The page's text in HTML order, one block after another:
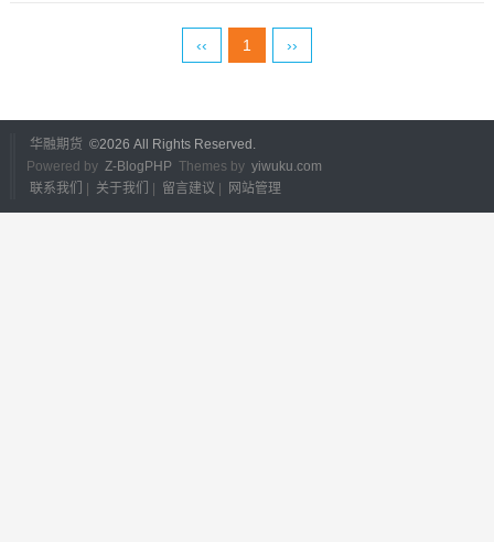
‹‹ 1 ››
华融期货 ©2026 All Rights Reserved.
Powered by Z-BlogPHP Themes by yiwuku.com
联系我们
关于我们 留言建议 网站管理